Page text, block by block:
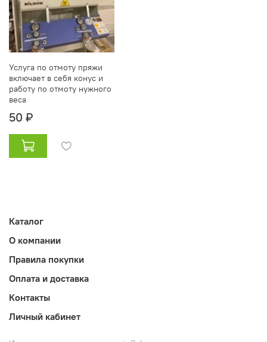
Услуга по отмоту пряжи
включает в себя конус и
работу по отмоту нужного
веса
50 ₽
Каталог
О компании
Правила покупки
Оплата и доставка
Контакты
Личный кабинет